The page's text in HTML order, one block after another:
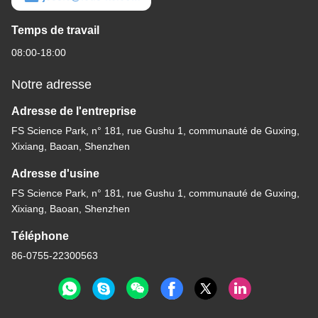
45degree
Obtenez le meilleur prix
Contactez-nous
K&C LIGHTING TECHNOLOGY LTD.
Email
jessie@leds-kc.com
Temps de travail
08:00-18:00
Notre adresse